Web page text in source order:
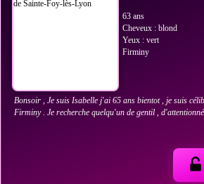
63 ans
Cheveux : blond
Yeux : vert
Firminy
Bonsoir , Je suis Isabelle j'ai 65 ans bientot , je suis
Firminy . Je recherche quelqu'un de gentil ,